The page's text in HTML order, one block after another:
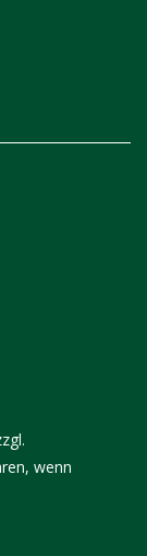
wenn